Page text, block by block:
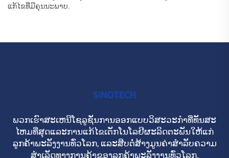
ແກ້ໄຂທີ່ມີຄຸນນະພາບ.
ພວກເຮົາສະເຫນີໂຊລູຊັ່ນການອອກແບບວິສະວະກໍາທີ່ທັນສະ
ໄຫມທີ່ສຸດແລະການແກ້ໄຂເຕັກໂນໂລຢີຜະລິດຕະພັນໃຫ້ແກ່
ລູກຄ້າພະລັງງານທົ່ວໂລກ, ແລະສືບຕໍ່ສ້າງມູນຄ່າສໍາລັບຄວາມ
ສໍາເລັດທາງການຄ້າຂອງລູກຄ້າພະລັງງານທົ່ວໂລກ.